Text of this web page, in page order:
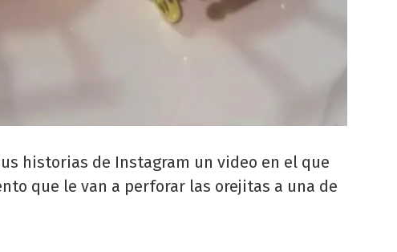
historias de Instagram un video en el que
que le van a perforar las orejitas a una de